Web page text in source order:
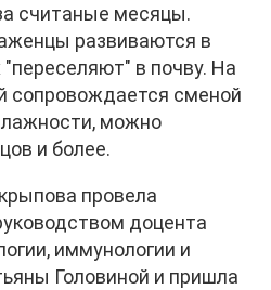
считаные месяцы.
развиваются в
"переселяют" в почву. На
сопровождается сменой
можно
и более.
провела
доцента
иммунологии и
Головиной и пришла